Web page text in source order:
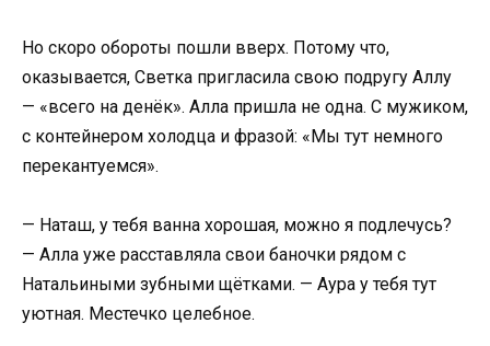
Но скоро обороты пошли вверх. Потому что,
оказывается, Светка пригласила свою подругу Аллу
— «всего на денёк». Алла пришла не одна. С мужиком,
с контейнером холодца и фразой: «Мы тут немного
перекантуемся».
— Наташ, у тебя ванна хорошая, можно я подлечусь?
— Алла уже расставляла свои баночки рядом с
Натальиными зубными щётками. — Аура у тебя тут
уютная. Местечко целебное.